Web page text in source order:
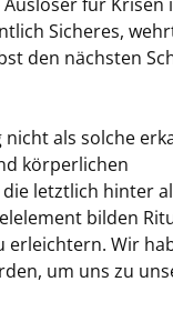
Sicheres,
den nächsten
als solche
körperlichen
letztlich hinter
bilden
erleichtern. Wir
um uns zu